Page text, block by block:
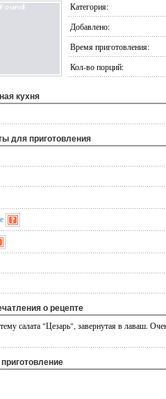
Категория:
Добавлено:
Время приготовления:
Кол-во порций:
кухня
для приготовления
о рецепте
салата "Цезарь", завернутая в лаваш.